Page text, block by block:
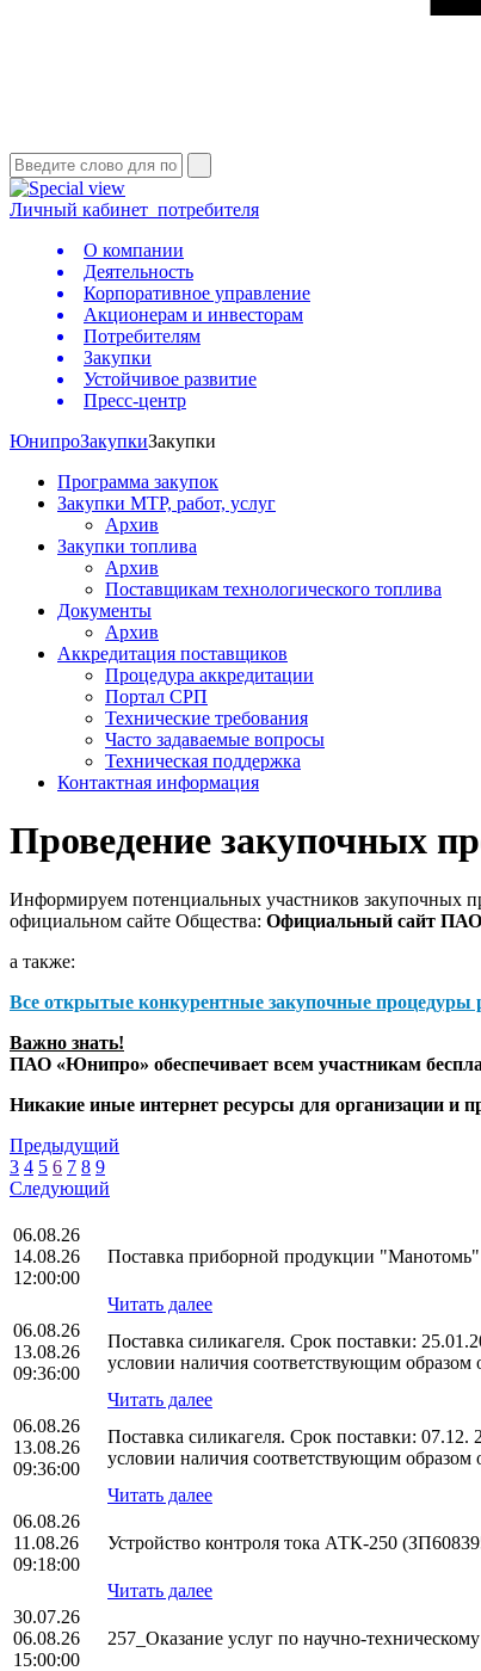
Личный кабинет потребителя
О компании
Деятельность
Корпоративное управление
Акционерам и инвесторам
Потребителям
Закупки
Устойчивое развитие
Пресс-центр
ЮнипроЗакупкиЗакупки
Программа закупок
Закупки МТР, работ, услуг
Архив
Закупки топлива
Архив
Поставщикам технологического топлива
Документы
Архив
Аккредитация поставщиков
Процедура аккредитации
Портал СРП
Технические требования
Часто задаваемые вопросы
Техническая поддержка
Контактная информация
Проведение закупочных
Информируем потенциальных участников закупочных
официальном сайте Общества: Официальный сайт
а также:
Все открытые конкурентные закупочные процедуры
Важно знать!
ПАО «Юнипро» обеспечивает всем участникам
Никакие иные интернет ресурсы для организации
Предыдущий
3 4 5 6 7 8 9
Следующий
06.08.26
14.08.26
12:00:00
Поставка приборной продукции
Читать далее
06.08.26
13.08.26
09:36:00
Поставка силикагеля. Срок поставки:
условии наличия соответствующим
Читать далее
06.08.26
13.08.26
09:36:00
Поставка силикагеля. Срок поставки:
условии наличия соответствующим
Читать далее
06.08.26
11.08.26
09:18:00
Устройство контроля тока АТК-250
Читать далее
30.07.26
06.08.26
15:00:00
257_Оказание услуг по научно-